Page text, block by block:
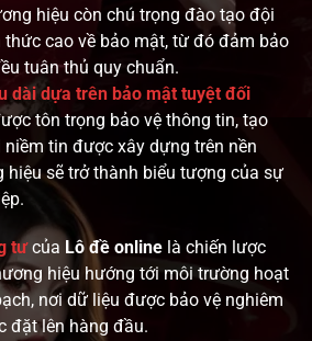
hiệu còn chú trọng đào tạo đội
cao về bảo mật, từ đó đảm bảo
tuân thủ quy chuẩn.
dài dựa trên bảo mật tuyệt đối
tôn trọng bảo vệ thông tin, tạo
tin được xây dựng trên nền
hiệu sẽ trở thành biểu tượng của sự
tưcủa Lô đề online là chiến lược
hiệu hướng tới môi trường hoạt
nơi dữ liệu được bảo vệ nghiêm
đặt lên hàng đầu.